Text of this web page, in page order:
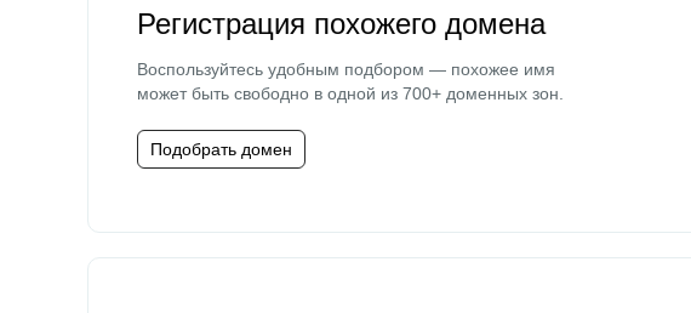
Регистрация похожего домена
Воспользуйтесь удобным подбором — похожее имя
может быть свободно в одной из 700+ доменных зон.
Подобрать домен